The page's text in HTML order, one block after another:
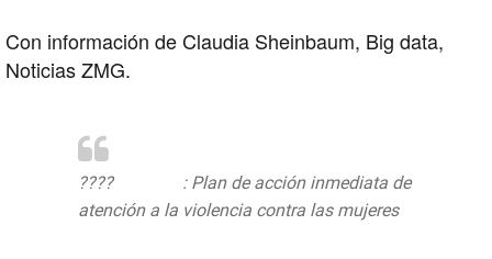
Con información de Claudia Sheinbaum, Big data,
Noticias ZMG.
????
: Plan de acción inmediata de
atención a la violencia contra las mujeres